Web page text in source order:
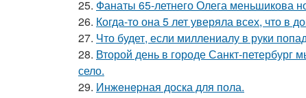
25. Фанаты 65-летнего Олега меньшикова
26. Когда-то она 5 лет уверяла всех, что в
27. Что будет, если миллениалу в руки
28. Второй день в городе Санкт-петербург
село.
29. Инжeнepная доска для пола.